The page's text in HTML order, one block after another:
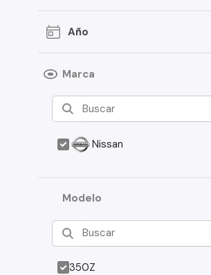
Año
Marca
Nissan
Modelo
350Z